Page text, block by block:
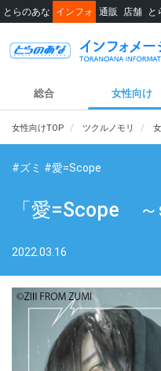
とらのあな インフォ 通販 店舗 と
総合 女性向け
女性向けTOP ツクルノモリ
#ズミ #愛=Scope
「愛=Scope ～
2022.03.16